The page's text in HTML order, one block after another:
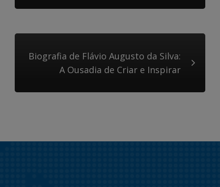
Biografia de Flávio Augusto da Silva:
A Ousadia de Criar e Inspirar